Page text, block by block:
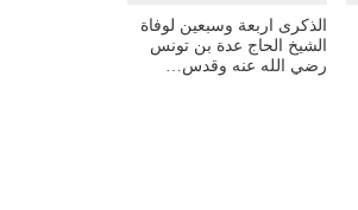
الذكرى اربعة وسبعين لوفاة
الشيخ الحاج عدة بن تونس
رضي الله عنه وقدس…